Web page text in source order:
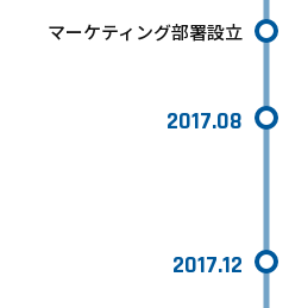
マーケティング部署設立
2017.08
2017.12